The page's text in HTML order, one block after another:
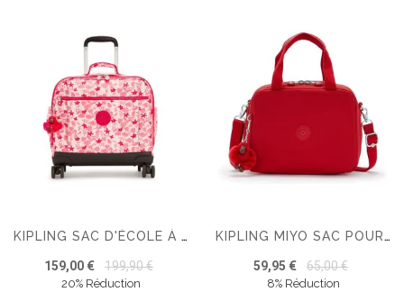
KIPLING SAC D'ÉCOLE À 4 ROUES NEW STORIA
159,00 € 199,90 €
20% Réduction
KIPLING MIYO SAC POUR DÉJEUNER
59,95 € 65,00 €
8% Réduction